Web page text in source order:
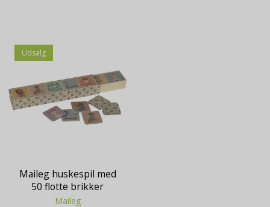
Udsalg
Maileg huskespil med
50 flotte brikker
Maileg